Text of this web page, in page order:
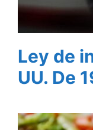
Ley de
UU. De